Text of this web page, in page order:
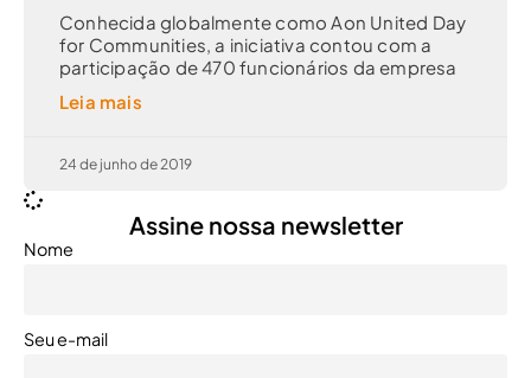
Conhecida globalmente como Aon United Day
for Communities, a iniciativa contou com a
participação de 470 funcionários da empresa
Leia mais
24 de junho de 2019
Assine nossa newsletter
Nome
Seu e-mail